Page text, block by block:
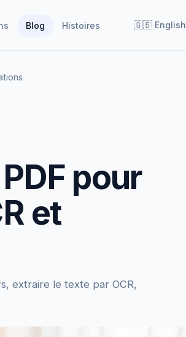
Blog Histoires 🇬🇧 English
pour
et
extraire le texte par OCR,